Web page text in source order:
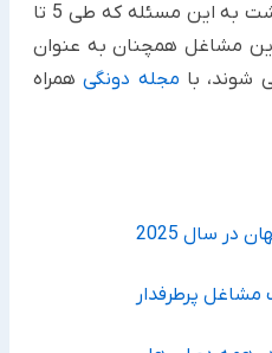
این مقاله نگاهی خواهیم داشت به این مسئله که طی 5 تا
این مشاغل همچنان به عنوان
شوند، با مجله دونگیهمراه
سال 2025
پرطرفدار